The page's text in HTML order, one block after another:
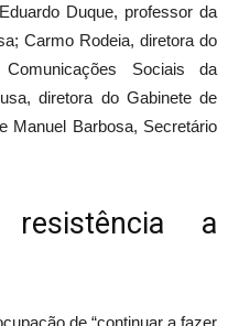
Duque, professor da
Carmo Rodeia, diretora do
Sociais da
diretora do Gabinete de
Manuel Barbosa, Secretário
a
de “continuar a fazer